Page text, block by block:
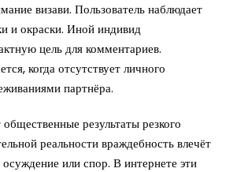
визави. Пользователь наблюдает
и окраски. Иной индивид
цель для комментариев.
когда отсутствует личного
партнёра.
результаты резкого
реальности враждебность влечёт
или спор. В интернете эти